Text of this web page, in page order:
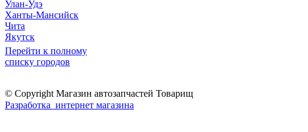
Улан-Удэ
Ханты-Мансийск
Чита
Якутск
Перейти к полному
списку городов
© Copyright Магазин автозапчастей Товарищ
Разработка интернет магазина